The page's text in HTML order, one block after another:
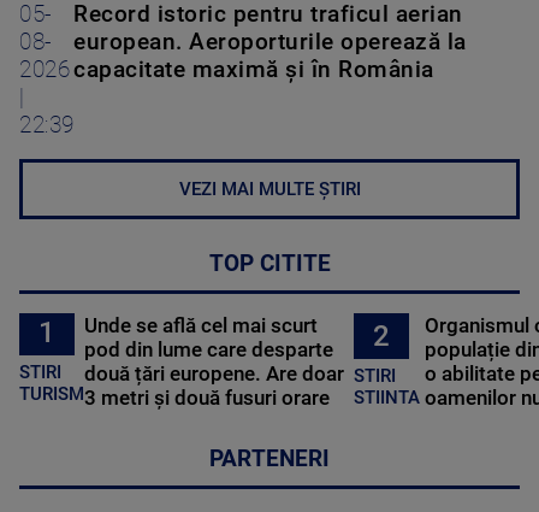
05-
08-
2026
22:39
Record istoric pentru traficul aerian
european. Aeroporturile operează la
capacitate maximă și în România
VEZI MAI MULTE ȘTIRI
TOP CITITE
1
STIRI
TURISM
Unde se află cel mai scurt
pod din lume care desparte
două țări europene. Are doar
3 metri și două fusuri orare
2
STIRI
STIINTA
Organismul
populație
o abilitate
oamenilor
PARTENERI